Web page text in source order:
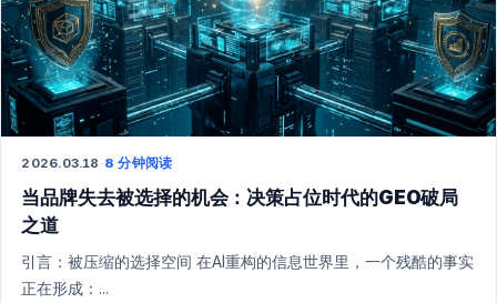
2026.03.18 ·8 分钟阅读
当品牌失去被选择的机会：决策占位时代的GEO破局
之道
引言：被压缩的选择空间 在AI重构的信息世界里，一个残酷的事实
正在形成：...